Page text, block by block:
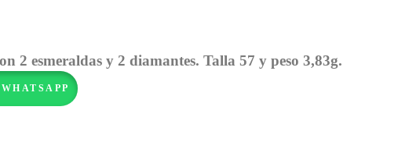
2 esmeraldas y 2 diamantes. Talla 57 y peso 3,83g.